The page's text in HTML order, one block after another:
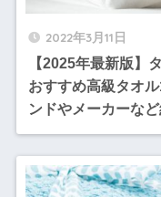
2022年3月11日
【2025年最新版】
おすすめ高級タオ
ンドやメーカーな